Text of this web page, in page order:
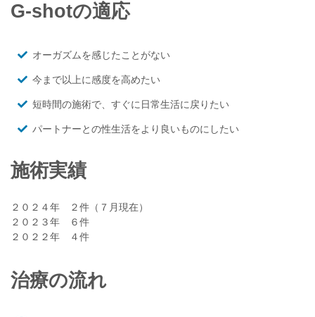
G-shotの適応
オーガズムを感じたことがない
今まで以上に感度を高めたい
短時間の施術で、すぐに日常生活に戻りたい
パートナーとの性生活をより良いものにしたい
施術実績
２０２４年 ２件（７月現在）
２０２３年 ６件
２０２２年 ４件
治療の流れ